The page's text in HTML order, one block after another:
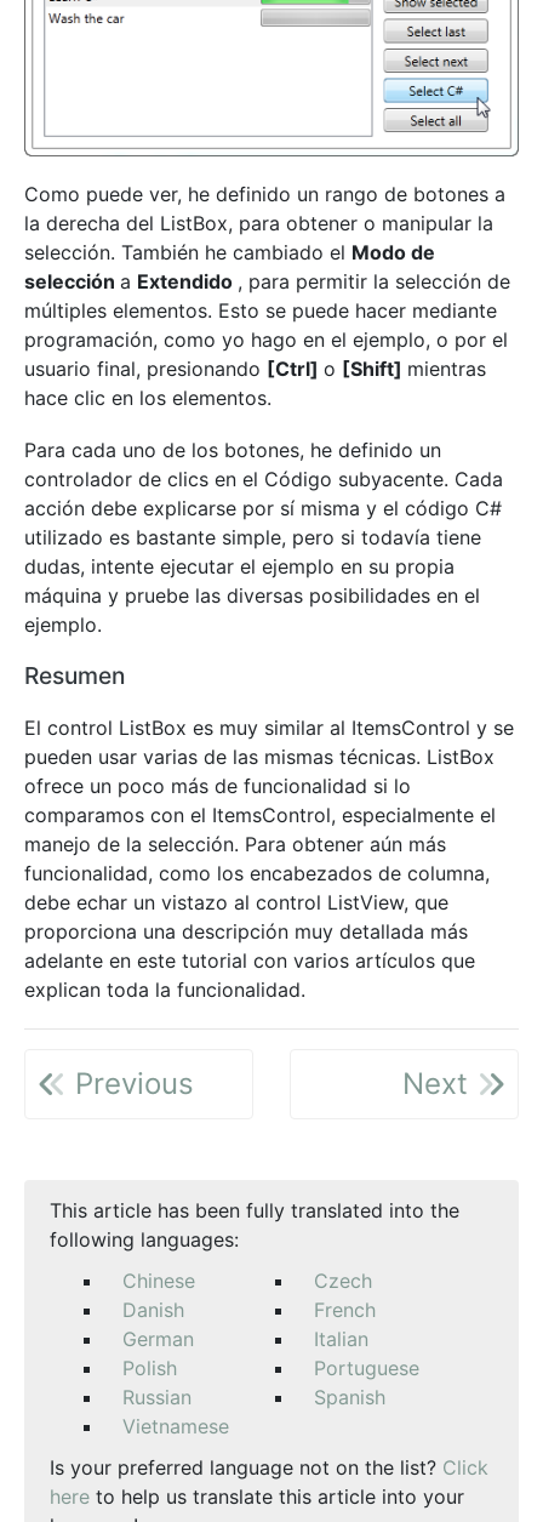
Como puede ver, he definido un rango de botones a
la derecha del ListBox, para obtener o manipular la
selección. También he cambiado el Modo de
selección a Extendido , para permitir la selección de
múltiples elementos. Esto se puede hacer mediante
programación, como yo hago en el ejemplo, o por el
usuario final, presionando [Ctrl] o [Shift] mientras
hace clic en los elementos.
Para cada uno de los botones, he definido un
controlador de clics en el Código subyacente. Cada
acción debe explicarse por sí misma y el código C#
utilizado es bastante simple, pero si todavía tiene
dudas, intente ejecutar el ejemplo en su propia
máquina y pruebe las diversas posibilidades en el
ejemplo.
Resumen
El control ListBox es muy similar al ItemsControl y se
pueden usar varias de las mismas técnicas. ListBox
ofrece un poco más de funcionalidad si lo
comparamos con el ItemsControl, especialmente el
manejo de la selección. Para obtener aún más
funcionalidad, como los encabezados de columna,
debe echar un vistazo al control ListView, que
proporciona una descripción muy detallada más
adelante en este tutorial con varios artículos que
explican toda la funcionalidad.
Previous Next
This article has been fully translated into the
following languages:
Chinese
Czech
Danish
French
German
Italian
Polish
Portuguese
Russian
Spanish
Vietnamese
Is your preferred language not on the list? Click
here to help us translate this article into your